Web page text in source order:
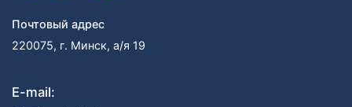
Почтовый адрес
220075, г. Минск, а/я 19
E-mail: